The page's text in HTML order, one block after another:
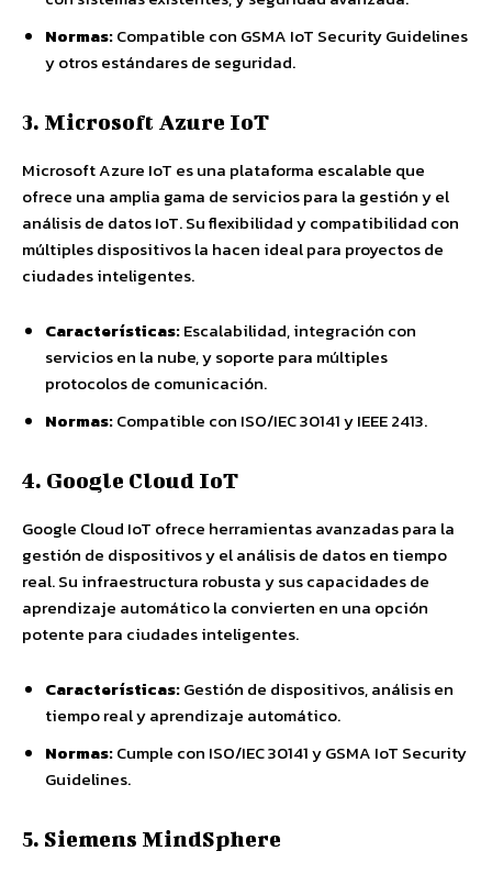
Normas:Compatible con GSMA IoT Security Guidelines
y otros estándares de seguridad.
3. Microsoft Azure IoT
Microsoft Azure IoT es una plataforma escalable que
ofrece una amplia gama de servicios para la gestión y el
análisis de datos IoT. Su flexibilidad y compatibilidad con
múltiples dispositivos la hacen ideal para proyectos de
ciudades inteligentes.
Características:Escalabilidad, integración con
servicios en la nube, y soporte para múltiples
protocolos de comunicación.
Normas:Compatible con ISO/IEC 30141 y IEEE 2413.
4. Google Cloud IoT
Google Cloud IoT ofrece herramientas avanzadas para la
gestión de dispositivos y el análisis de datos en tiempo
real. Su infraestructura robusta y sus capacidades de
aprendizaje automático la convierten en una opción
potente para ciudades inteligentes.
Características:Gestión de dispositivos, análisis en
tiempo real y aprendizaje automático.
Normas:Cumple con ISO/IEC 30141 y GSMA IoT Security
Guidelines.
5. Siemens MindSphere